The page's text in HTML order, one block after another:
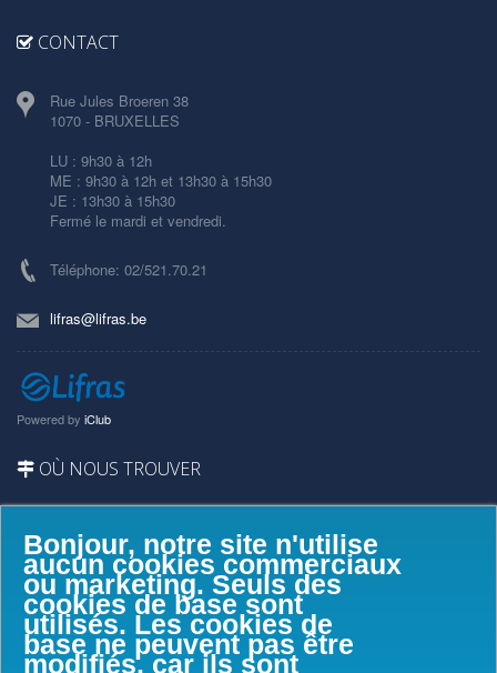
Bonjour, notre site n'utilise
aucun cookies commerciaux
ou marketing. Seuls des
cookies de base sont
utilisés. Les cookies de
base ne peuvent pas être
modifiés, car ils sont
CONTACT
Rue Jules Broeren 38
1070 - BRUXELLES
LU : 9h30 à 12h
ME : 9h30 à 12h et 13h30 à 15h30
JE : 13h30 à 15h30
Fermé le mardi et vendredi.
Téléphone: 02/521.70.21
lifras@lifras.be
Powered by iClub
OÙ NOUS TROUVER